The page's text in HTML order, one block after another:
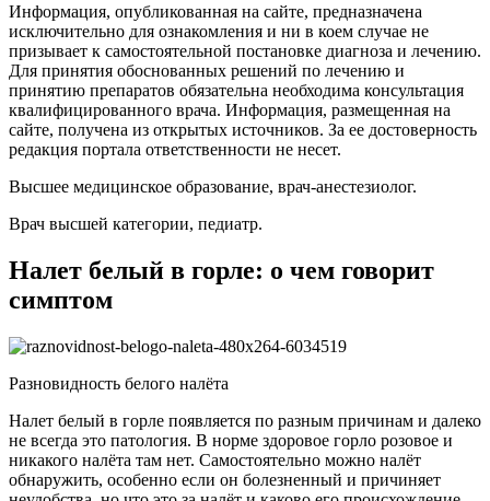
Информация, опубликованная на сайте, предназначена
исключительно для ознакомления и ни в коем случае не
призывает к самостоятельной постановке диагноза и лечению.
Для принятия обоснованных решений по лечению и
принятию препаратов обязательна необходима консультация
квалифицированного врача. Информация, размещенная на
сайте, получена из открытых источников. За ее достоверность
редакция портала ответственности не несет.
Высшее медицинское образование, врач-анестезиолог.
Врач высшей категории, педиатр.
Налет белый в горле: о чем говорит
симптом
Разновидность белого налёта
Налет белый в горле появляется по разным причинам и далеко
не всегда это патология. В норме здоровое горло розовое и
никакого налёта там нет. Самостоятельно можно налёт
обнаружить, особенно если он болезненный и причиняет